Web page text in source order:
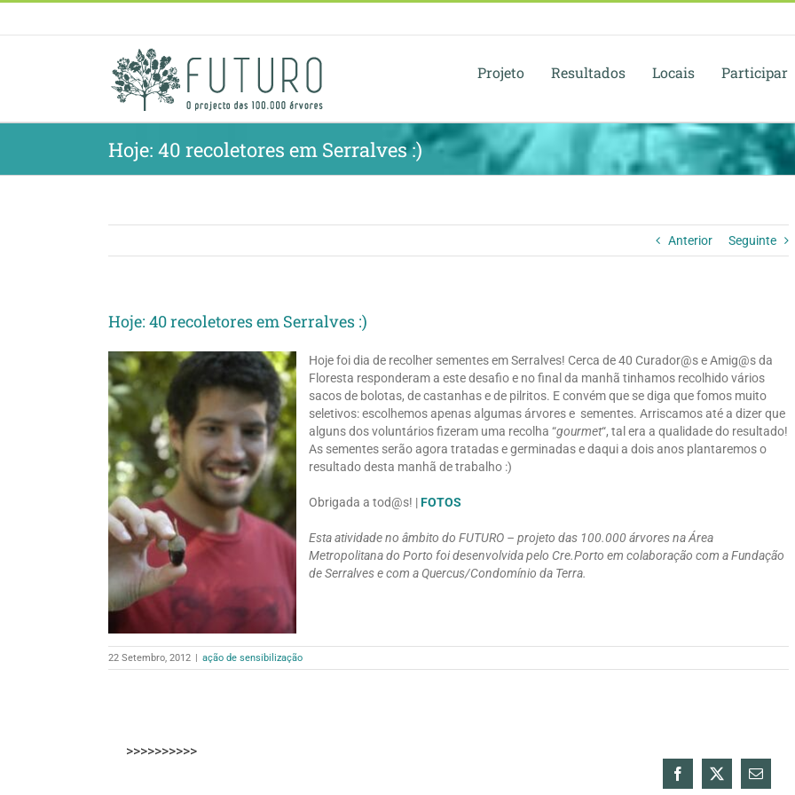
Projeto Resultados Locais Participar
Hoje: 40 recoletores em Serralves :)
Anterior Seguinte
Hoje: 40 recoletores em Serralves :)
Hoje foi dia de recolher sementes em Serralves! Cerca de 40 Curador@s e Amig@s da
Floresta responderam a este desafio e no final da manhã tinhamos recolhido vários
sacos de bolotas, de castanhas e de pilritos. E convém que se diga que fomos muito
seletivos: escolhemos apenas algumas árvores e sementes. Arriscamos até a dizer que
alguns dos voluntários fizeram uma recolha “gourmet“, tal era a qualidade do resultado!
As sementes serão agora tratadas e germinadas e daqui a dois anos plantaremos o
resultado desta manhã de trabalho :)
Obrigada a tod@s! |FOTOS
Esta atividade no âmbito do FUTURO – projeto das 100.000 árvores na Área
Metropolitana do Porto foi desenvolvida pelo Cre.Porto em colaboração com a Fundação
de Serralves e com a Quercus/Condomínio da Terra.
22 Setembro, 2012 | ação de sensibilização
>>>>>>>>>>
Facebook
X
Email